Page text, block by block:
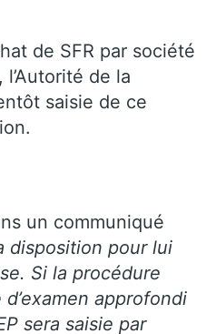
de SFR par société
de la
saisie de ce
un communiqué
disposition pour lui
Si la procédure
approfondi
sera saisie par